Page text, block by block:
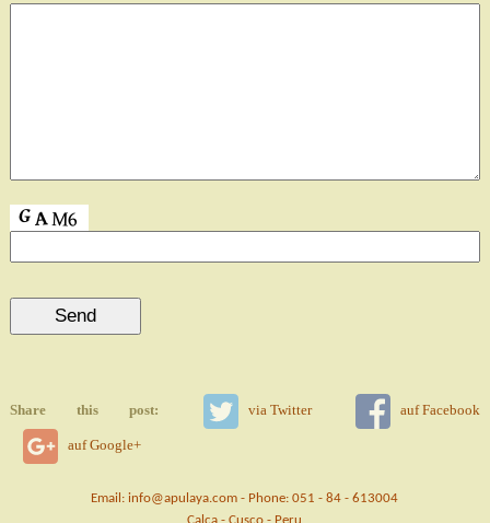
Share this post: via Twitter auf Facebook
auf Google+
Email: info@apulaya.com - Phone: 051 - 84 - 613004
Calca - Cusco - Peru